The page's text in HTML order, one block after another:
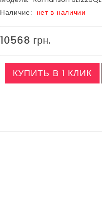
Наличие: нет в наличии
10568 грн.
КУПИТЬ В 1 КЛИК